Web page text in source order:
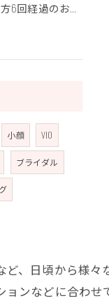
メンズの方6回経過のお写真になります📷✨
小顔 VIO
ブライダル
ど、日頃から様
ンなどに合わ